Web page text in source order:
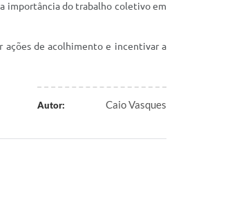
importância do trabalho coletivo em
ações de acolhimento e incentivar a
Autor: Caio Vasques